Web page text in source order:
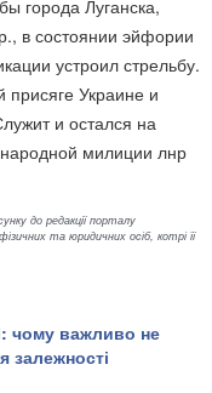
города Луганска,
в состоянии эйфории
устроил стрельбу.
присяге Украине и
и остался на
милиции лнр
до редакції порталу
та юридичних осіб, котрі її
чому важливо не
залежності